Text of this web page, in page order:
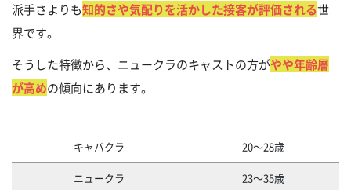
派手さよりも知的さや気配りを活かした接客が評価される世
界です。
そうした特徴から、ニュークラのキャストの方がやや年齢層
が高めの傾向にあります。
キャバクラ 20～28歳
ニュークラ 23～35歳